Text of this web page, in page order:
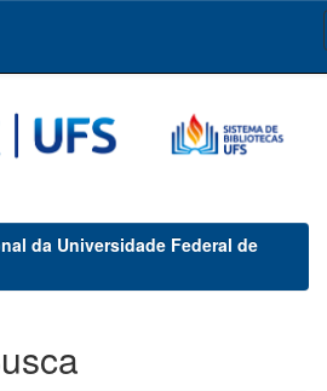
da Universidade Federal de